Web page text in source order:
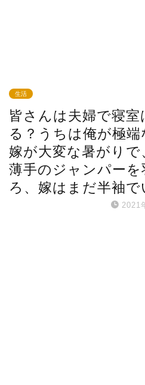
生活
皆さんは夫婦で寝
る？うちは俺が極
嫁が大変な暑がりで
薄手のジャンパーを
ろ、嫁はまだ半袖で
2021